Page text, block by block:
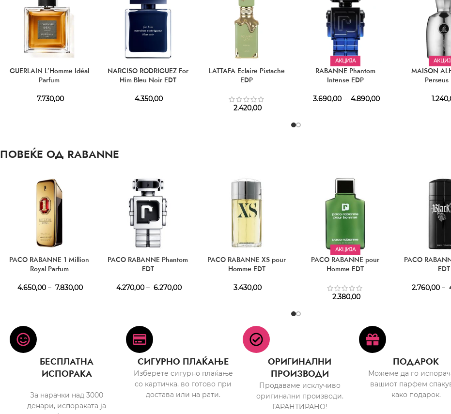
GUERLAIN L’Homme Idéal
Parfum
7.730,00
NARCISO RODRIGUEZ For
Him Bleu Noir EDT
4.350,00
LATTAFA Eclaire Pistache
EDP
2.420,00
АКЦИЈА
RABANNE Phantom
Intense EDP
3.690,00 – 4.890,00
MAISON
Perseus
ПОВЕЌЕ ОД RABANNE
PACO RABANNE 1 Million
Royal Parfum
4.650,00 – 7.830,00
PACO RABANNE Phantom
EDT
4.270,00 – 6.270,00
PACO RABANNE XS pour
Homme EDT
3.430,00
АКЦИЈА
PACO RABANNE pour
Homme EDT
2.380,00
PACO
EDT
2.760,00 –
БЕСПЛАТНА
ИСПОРАКА
За нарачки над 3000
денари, испораката ја
СИГУРНО ПЛАЌАЊЕ
Изберете сигурно плаќање
со картичка, во готово при
достава или на рати.
ОРИГИНАЛНИ
ПРОИЗВОДИ
Продаваме исклучиво
оригинални производи.
ГАРАНТИРАНО!
ПОДАРОК
Можеме да го
вашиот парфем
како подарок.